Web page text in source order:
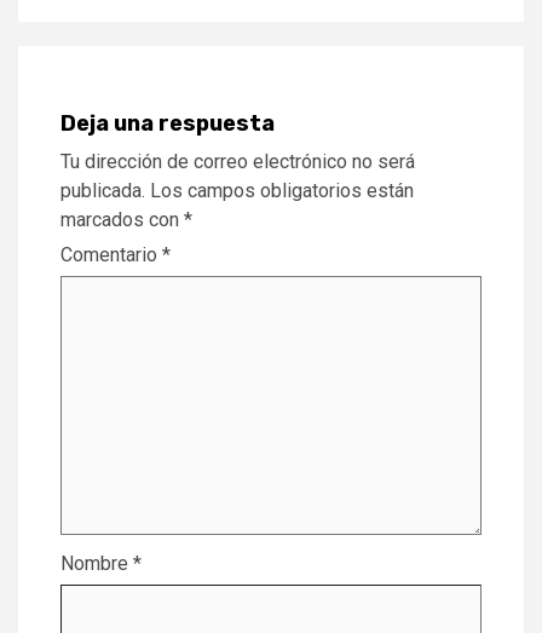
Deja una respuesta
Tu dirección de correo electrónico no será
publicada. Los campos obligatorios están
marcados con *
Comentario *
Nombre *